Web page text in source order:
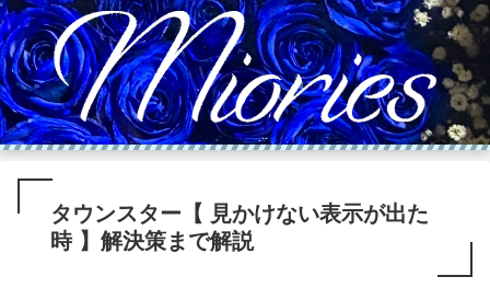
タウンスター【 見かけない表示が出た
時 】解決策まで解説